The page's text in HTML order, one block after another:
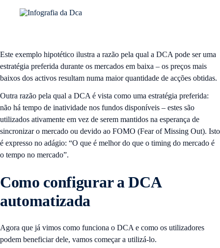
Este exemplo hipotético ilustra a razão pela qual a DCA pode ser uma
estratégia preferida durante os mercados em baixa – os preços mais
baixos dos activos resultam numa maior quantidade de acções obtidas.
Outra razão pela qual a DCA é vista como uma estratégia preferida:
não há tempo de inatividade nos fundos disponíveis – estes são
utilizados ativamente em vez de serem mantidos na esperança de
sincronizar o mercado ou devido ao FOMO (Fear of Missing Out). Isto
é expresso no adágio: “O que é melhor do que o timing do mercado é
o tempo no mercado”.
Como configurar a DCA
automatizada
Agora que já vimos como funciona o DCA e como os utilizadores
podem beneficiar dele, vamos começar a utilizá-lo.